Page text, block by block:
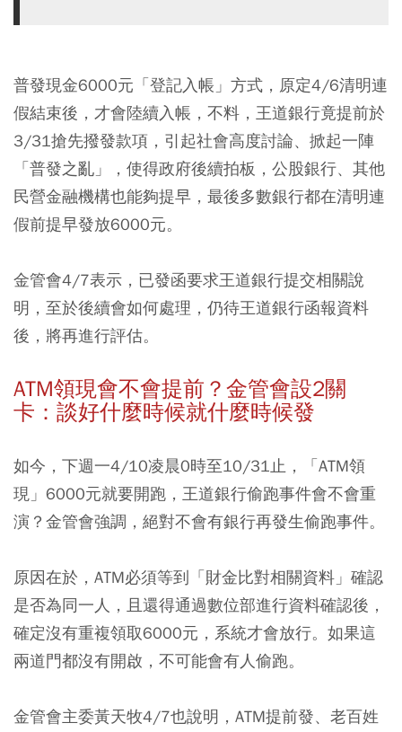
普發現金6000元「登記入帳」方式，原定4/6清明連
假結束後，才會陸續入帳，不料，王道銀行竟提前於
3/31搶先撥發款項，引起社會高度討論、掀起一陣
「普發之亂」，使得政府後續拍板，公股銀行、其他
民營金融機構也能夠提早，最後多數銀行都在清明連
假前提早發放6000元。
金管會4/7表示，已發函要求王道銀行提交相關說
明，至於後續會如何處理，仍待王道銀行函報資料
後，將再進行評估。
ATM領現會不會提前？金管會設2關
卡：談好什麼時候就什麼時候發
如今，下週一4/10凌晨0時至10/31止，「ATM領
現」6000元就要開跑，王道銀行偷跑事件會不會重
演？金管會強調，絕對不會有銀行再發生偷跑事件。
原因在於，ATM必須等到「財金比對相關資料」確認
是否為同一人，且還得通過數位部進行資料確認後，
確定沒有重複領取6000元，系統才會放行。如果這
兩道門都沒有開啟，不可能會有人偷跑。
金管會主委黃天牧4/7也說明，ATM提前發、老百姓